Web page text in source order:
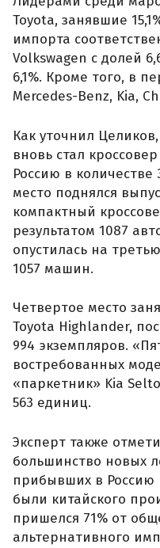
Toyota, занявшие
импорта
Volkswagen с долей
6,1%. Кроме того, в
Mercedes-Benz, Kia,
Как уточнил
вновь стал
Россию в количестве
место поднялся
компактный
результатом 1087
опустилась на
1057 машин.
Четвертое место
Toyota Highlander,
994 экземпляров.
востребованных
«паркетник» Kia
563 единиц.
Эксперт также
большинство новых
прибывших в
были китайского
пришелся 71% от
альтернативного